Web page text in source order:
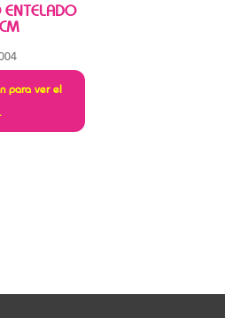
ENTELADO
para ver el